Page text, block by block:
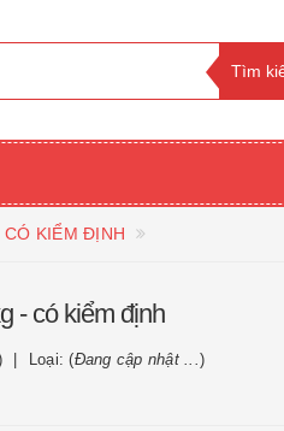
CÓ KIỂM ĐỊNH
- có kiểm định
Loại: (Đang cập nhật ...)